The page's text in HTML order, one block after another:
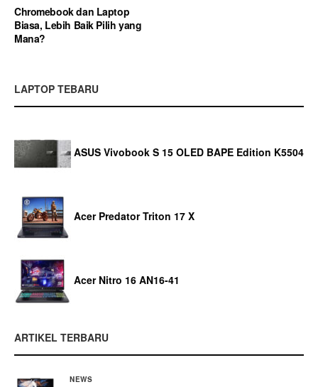
Chromebook dan Laptop
Biasa, Lebih Baik Pilih yang
Mana?
LAPTOP TEBARU
ASUS Vivobook S 15 OLED BAPE Edition K5504
Acer Predator Triton 17 X
Acer Nitro 16 AN16-41
ARTIKEL TERBARU
NEWS